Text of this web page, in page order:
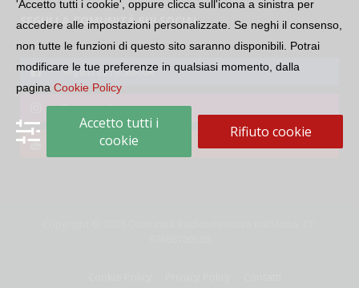
SEGUI LA COMUNITÀ SUI SOCIAL
Seguici su Facebook
Seguici su Instagram
Seguici su YouTube
'Accetto tutti i cookie', oppure clicca sull'icona a sinistra per
accedere alle impostazioni personalizzate. Se neghi il consenso,
non tutte le funzioni di questo sito saranno disponibili. Potrai
modificare le tue preferenze in qualsiasi momento, dalla
pagina Cookie Policy
Accetto tutti i
cookie
Rifiuto cookie